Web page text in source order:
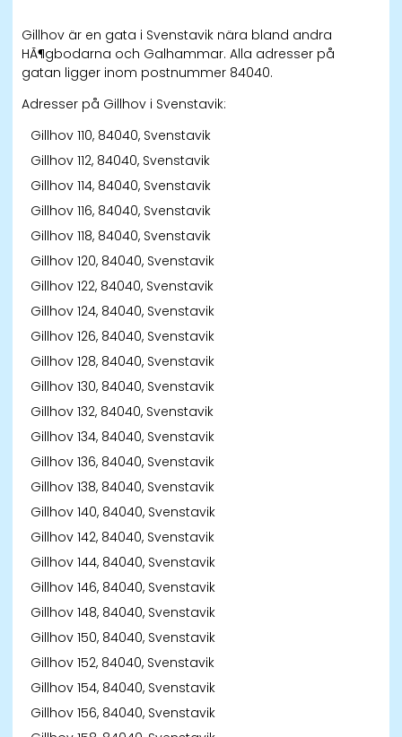
Gillhov är en gata i Svenstavik nära bland andra
HÃ¶gbodarna och Galhammar. Alla adresser på
gatan ligger inom postnummer 84040.
Adresser på Gillhov i Svenstavik:
Gillhov 110, 84040, Svenstavik
Gillhov 112, 84040, Svenstavik
Gillhov 114, 84040, Svenstavik
Gillhov 116, 84040, Svenstavik
Gillhov 118, 84040, Svenstavik
Gillhov 120, 84040, Svenstavik
Gillhov 122, 84040, Svenstavik
Gillhov 124, 84040, Svenstavik
Gillhov 126, 84040, Svenstavik
Gillhov 128, 84040, Svenstavik
Gillhov 130, 84040, Svenstavik
Gillhov 132, 84040, Svenstavik
Gillhov 134, 84040, Svenstavik
Gillhov 136, 84040, Svenstavik
Gillhov 138, 84040, Svenstavik
Gillhov 140, 84040, Svenstavik
Gillhov 142, 84040, Svenstavik
Gillhov 144, 84040, Svenstavik
Gillhov 146, 84040, Svenstavik
Gillhov 148, 84040, Svenstavik
Gillhov 150, 84040, Svenstavik
Gillhov 152, 84040, Svenstavik
Gillhov 154, 84040, Svenstavik
Gillhov 156, 84040, Svenstavik